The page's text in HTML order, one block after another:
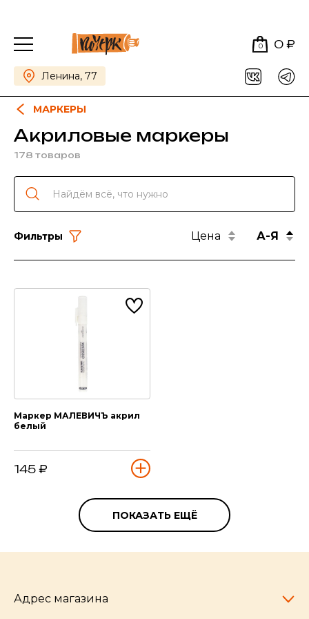
0 0 ₽
Ленина, 77
МАРКЕРЫ
Акриловые маркеры
178 товаров
Фильтры Цена А-Я
Маркер МАЛЕВИЧЪ акрил
белый
145 ₽
ПОКАЗАТЬ ЕЩЁ
Адрес магазина